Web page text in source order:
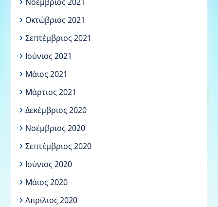
Οκτώβριος 2021
Σεπτέμβριος 2021
Ιούνιος 2021
Μάιος 2021
Μάρτιος 2021
Δεκέμβριος 2020
Νοέμβριος 2020
Σεπτέμβριος 2020
Ιούνιος 2020
Μάιος 2020
Απρίλιος 2020